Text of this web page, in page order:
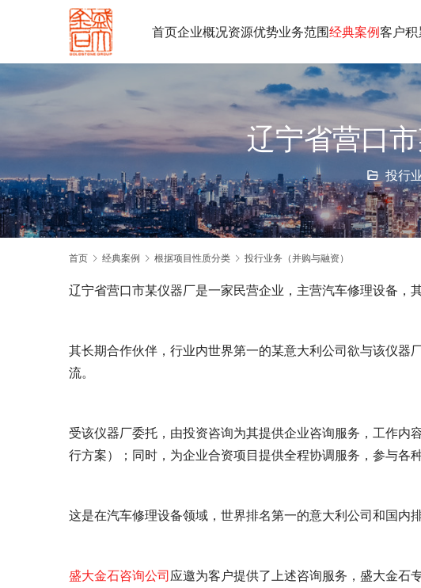
首页企业概况资源优势业务范围经典案例客户积
辽宁省营口
投行
首页 经典案例 根据项目性质分类 投行业务（并购与融资）
辽宁省营口市某仪器厂是一家民营企业，主营汽车修理设备，
其长期合作伙伴，行业内世界第一的某意大利公司欲与该仪器
流。
受该仪器厂委托，由投资咨询为其提供企业咨询服务，工作内
行方案）；同时，为企业合资项目提供全程协调服务，参与各
这是在汽车修理设备领域，世界排名第一的意大利公司和国内
盛大金石咨询公司应邀为客户提供了上述咨询服务，盛大金石